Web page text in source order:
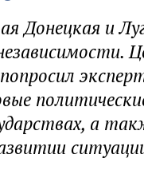
Донецкая и
а